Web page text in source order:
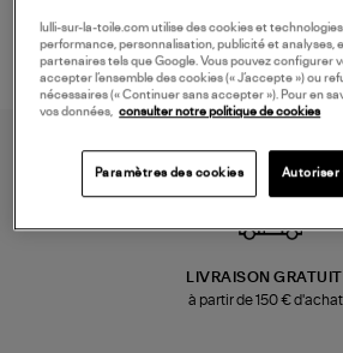
LIVRAISON
à partir de 150 €
lulli-sur-la-toile.com utilise des cookies et
performance, personnalisation, publicité et analyses,
partenaires tels que Google. Vous pouvez configurer
accepter l’ensemble des cookies (« J’accepte ») ou
nécessaires (« Continuer sans accepter »). Pour en
vos données, consulter notre politique de cookies
Paramètres des cookies Autoriser